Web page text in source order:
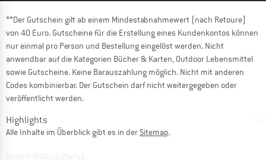
**Der Gutschein gilt ab einem Mindestabnahmewert (nach Retoure)
von 40 Euro. Gutscheine für die Erstellung eines Kundenkontos können
nur einmal pro Person und Bestellung eingelöst werden. Nicht
anwendbar auf die Kategorien Bücher & Karten, Outdoor Lebensmittel
sowie Gutscheine. Keine Barauszahlung möglich. Nicht mit anderen
Codes kombinierbar. Der Gutschein darf nicht weitergegeben oder
veröffentlicht werden.
Highlights
Alle Inhalte im Überblick gibt es in der Sitemap.